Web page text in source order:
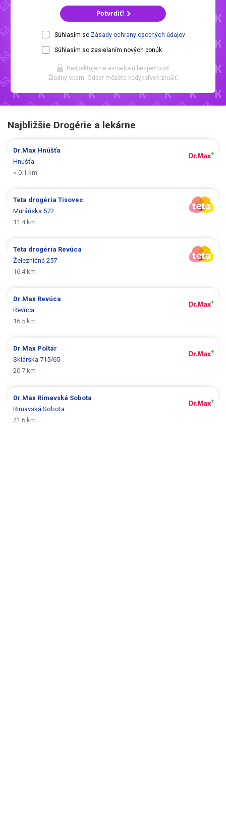
Potvrdiť!
Súhlasím so Zásady ochrany osobných údajov
Súhlasím so zasielaním nových ponúk
Rešpektujeme e-mailovú bezpečnosť.
Žiadny spam. Odber môžete kedykoľvek zrušiť.
Najbližšie Drogérie a lekárne
Dr.Max Hnúšťa
Hnúšťa
< 0.1 km
Teta drogériaTisovec
Muráňska 572
11.4 km
Teta drogéria Revúca
Železničná 257
16.4 km
Dr.Max Revúca
Revúca
16.5 km
Dr.Max Poltár
Sklárska 715/65
20.7 km
Dr.Max Rimavská Sobota
Rimavská Sobota
21.6 km